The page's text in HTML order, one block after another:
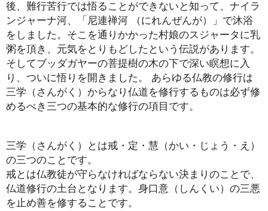
後、難行苦行では悟ることができないと知って、ナイラ
ンジャーナ河、「尼連禅河 （にれんぜんが）」で沐浴
をしました。そこを通りかかった村娘のスジャータに乳
粥を頂き、元気をとりもどしたという伝説があります。
そしてブッダガヤーの菩提樹の木の下で深い瞑想に入
り、ついに悟りを開きました。 あらゆる仏教の修行は
三学（さんがく）からなり仏道を修行するものは必ず修
めるべき三つの基本的な修行の項目です。
三学（さんがく）とは戒・定・慧（かい・じょう・え）
の三つのことです。
戒とは仏教徒が守らなければならない決まりのことで、
仏道修行の土台となります。身口意（しんくい）の三悪
を止め善を修することです。